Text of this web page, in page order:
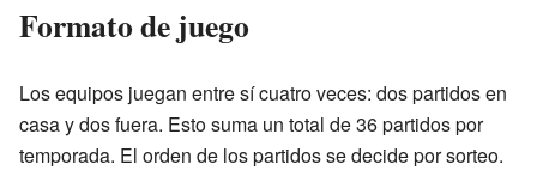
Formato de juego
Los equipos juegan entre sí cuatro veces: dos partidos en
casa y dos fuera. Esto suma un total de 36 partidos por
temporada. El orden de los partidos se decide por sorteo.